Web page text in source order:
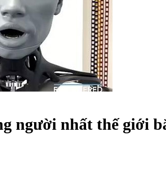
người nhất thế giới